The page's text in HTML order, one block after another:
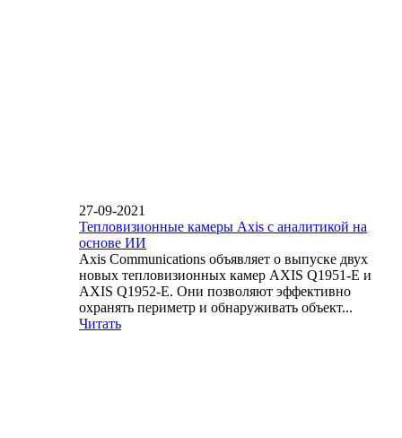
27-09-2021
Тепловизионные камеры Axis с аналитикой на
основе ИИ
Axis Communications объявляет о выпуске двух
новых тепловизионных камер AXIS Q1951-E и
AXIS Q1952-E. Они позволяют эффективно
охранять периметр и обнаруживать объект...
Читать